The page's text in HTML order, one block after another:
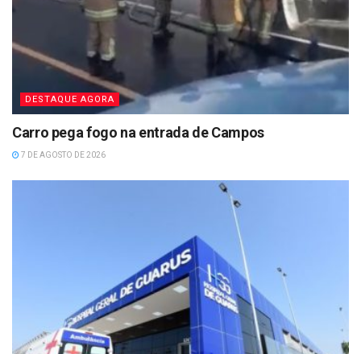
DESTAQUE AGORA
Carro pega fogo na entrada de Campos
7 DE AGOSTO DE 2026